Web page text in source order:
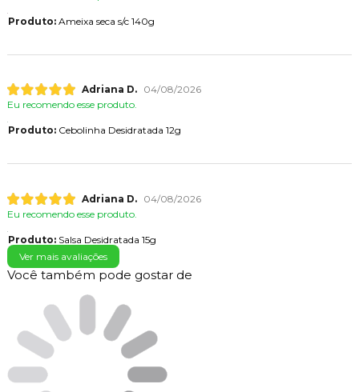
Produto:Ameixa seca s/c 140g
Adriana D.
04/08/2026
Eu recomendo esse produto.
Produto:Cebolinha Desidratada 12g
Adriana D.
04/08/2026
Eu recomendo esse produto.
Produto:Salsa Desidratada 15g
Ver mais avaliações
Você também pode gostar de